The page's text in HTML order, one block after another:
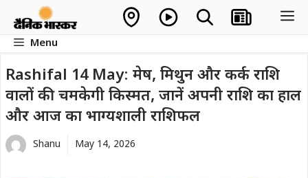
contentMenu
Rashifal 14 May: मेष, मिथुन और कर्क राशि
वालों की चमकेगी किस्मत, जानें अपनी राशि का हाल
और आज का भाग्यशाली राशिफल
Shanu May 14, 2026